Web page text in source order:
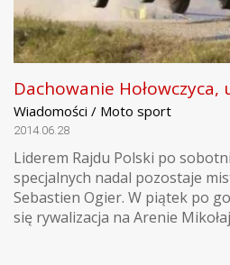
Dachowanie Hołowczyca,
Wiadomości / Moto sport
2014.06.28
Liderem Rajdu Polski po
specjalnych nadal pozostaje
Sebastien Ogier. W piątek po
się rywalizacja na Arenie